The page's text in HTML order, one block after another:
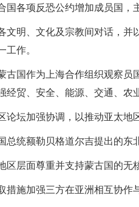
国各项反恐公约增加成员国，
文明、文化及宗教间对话，并
工作。
古国作为上海合作组织观察员
经贸、安全、能源、交通、农
论坛加强协调，以推动亚太地
总统额勒贝格道尔吉提出的东
区层面尊重并支持蒙古国的无
措施加强三方在亚洲相互协作